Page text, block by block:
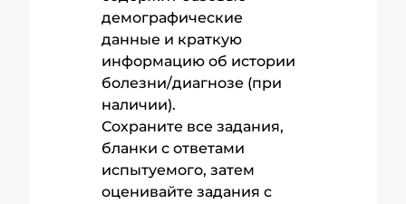
демографические
данные и краткую
информацию об истории
болезни/диагнозе (при
наличии).
Сохраните все задания,
бланки с ответами
испытуемого, затем
оценивайте задания с